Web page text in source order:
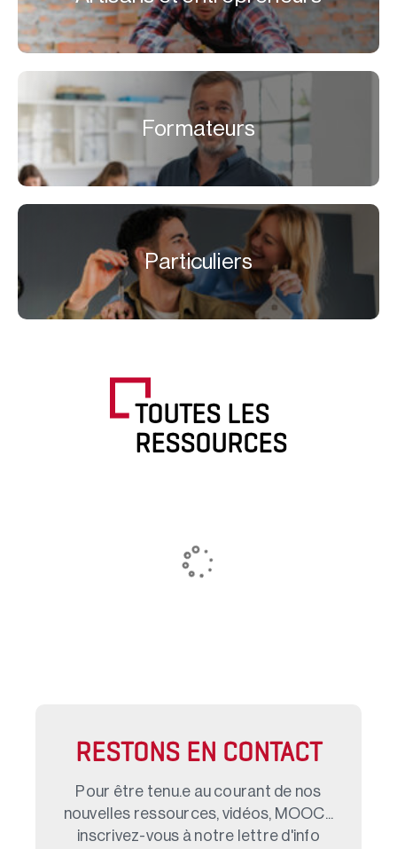
Formateurs
Particuliers
TOUTES LES
RESSOURCES
RESTONS EN CONTACT
Pour être tenu.e au courant de nos
nouvelles ressources, vidéos, MOOC...
inscrivez-vous à notre lettre d'info